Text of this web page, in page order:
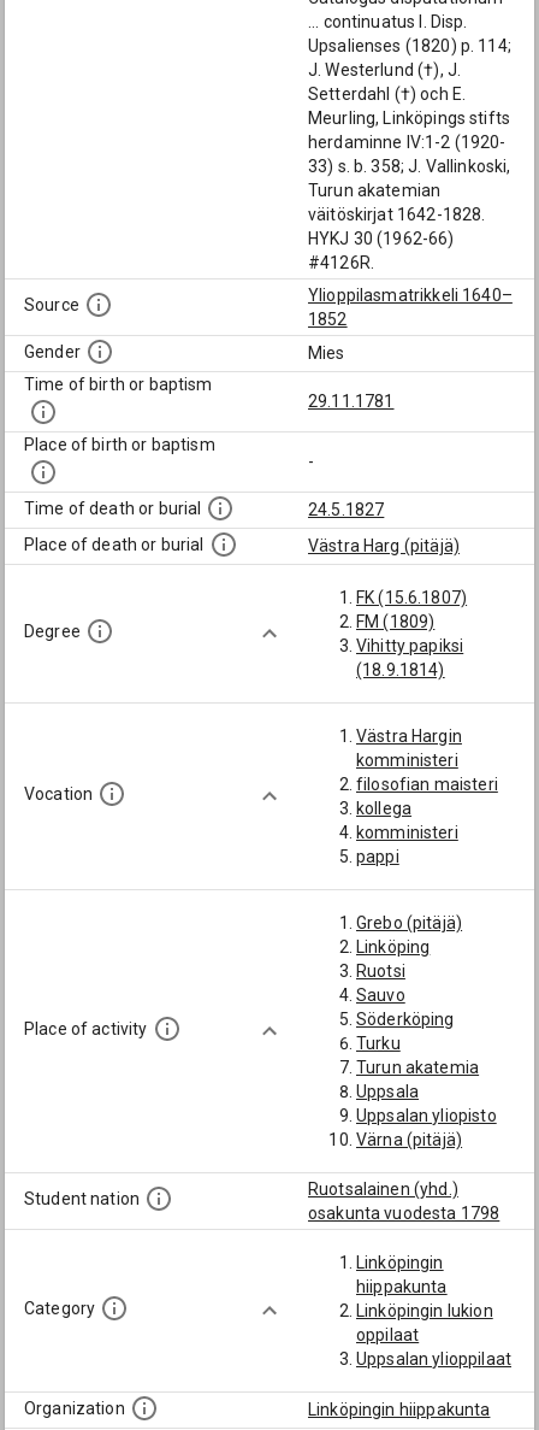
... continuatus I. Disp.
Upsalienses (1820) p. 114;
J. Westerlund (†), J.
Setterdahl (†) och E.
Meurling, Linköpings stifts
herdaminne IV:1-2 (1920-
33) s. b. 358; J. Vallinkoski,
Turun akatemian
väitöskirjat 1642-1828.
HYKJ 30 (1962-66)
#4126R.
Source
Ylioppilasmatrikkeli 1640–
1852
Gender
Mies
Time of birth or baptism
29.11.1781
Place of birth or baptism
-
Time of death or burial
24.5.1827
Place of death or burial
Västra Harg (pitäjä)
Degree
FK (15.6.1807)
FM (1809)
Vihitty papiksi
(18.9.1814)
Vocation
Västra Hargin
komministeri
filosofian maisteri
kollega
komministeri
pappi
Place of activity
Grebo (pitäjä)
Linköping
Ruotsi
Sauvo
Söderköping
Turku
Turun akatemia
Uppsala
Uppsalan yliopisto
Värna (pitäjä)
Student nation
Ruotsalainen (yhd.)
osakunta vuodesta 1798
Category
Linköpingin
hiippakunta
Linköpingin lukion
oppilaat
Uppsalan ylioppilaat
Organization
Linköpingin hiippakunta